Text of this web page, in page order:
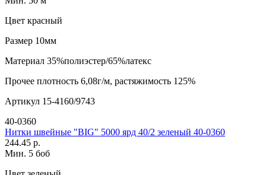
Цвет красный
Размер 10мм
Материал 35%полиэстер/65%латекс
Прочее плотность 6,08г/м, растяжимость 125%
Артикул 15-4160/9743
40-0360
Нитки швейные "BIG" 5000 ярд 40/2 зеленый 40-0360
244.45 р.
Мин. 5 боб